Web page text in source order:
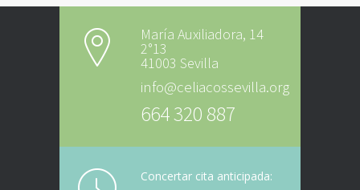
María Auxiliadora, 14
2°13
41003 Sevilla
info@celiacossevilla.org
664 320 887
Concertar cita anticipada: